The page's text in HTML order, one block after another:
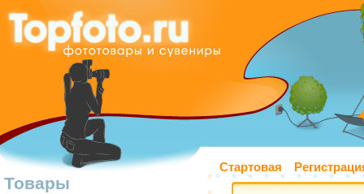
Стартовая
Товары